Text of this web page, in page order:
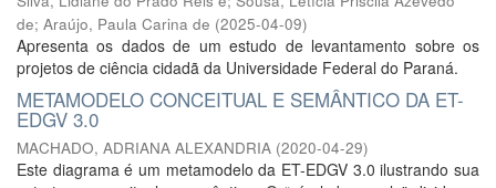
de; Araújo, Paula Carina de (2025-04-09)
Apresenta os dados de um estudo de levantamento sobre os
projetos de ciência cidadã da Universidade Federal do Paraná.
METAMODELO CONCEITUAL E SEMÂNTICO DA ET-
EDGV 3.0
MACHADO, ADRIANA ALEXANDRIA (2020-04-29)
Este diagrama é um metamodelo da ET-EDGV 3.0 ilustrando sua